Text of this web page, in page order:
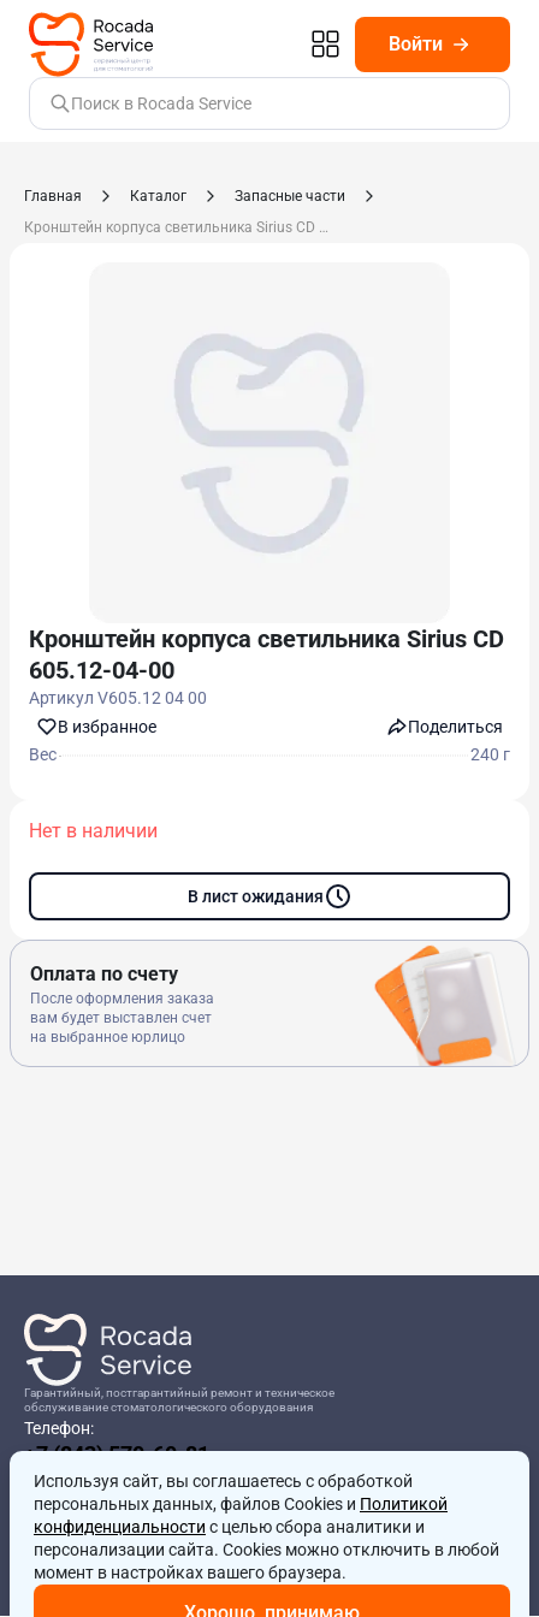
Войти
Поиск в Rocada Service
Главная Каталог
Запасные части
Кронштейн корпуса светильника Sirius CD 605.12-04-00
Кронштейн корпуса светильника Sirius CD
605.12-04-00
Артикул V605.12 04 00
В избранноe
Поделиться
Вес
240 г
Нет в наличии
В лист ожидания
Оплата по счету
После оформления заказа
вам будет выставлен счет
на выбранное юрлицо
Гарантийный, постгарантийный ремонт и техническое
обслуживание стоматологического оборудования
Телефон:
+7 (843) 570-60-81
Режим работы:8:00-17:00
Адрес:
г.Казань, ул.Проспект Победы, д.204в
Почта:
service@rocadamed.ru
Используя сайт, вы соглашаетесь с обработкой
персональных данных, файлов Cookies и Политикой
конфиденциальности с целью сбора аналитики и
персонализации сайта. Cookies можно отключить в любой
момент в настройках вашего браузера.